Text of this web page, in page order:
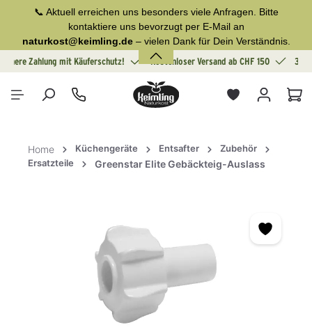
springen
📞 Aktuell erreichen uns besonders viele Anfragen. Bitte
kontaktiere uns bevorzugt per E-Mail an
naturkost@keimling.de– vielen Dank für Dein Verständnis.
Sichere Zahlung mit Käuferschutz!
Kostenloser Versand ab CHF 150 30
Home Küchengeräte Entsafter
Zubehör
Ersatzteile
Greenstar Elite Gebäckteig-Auslass